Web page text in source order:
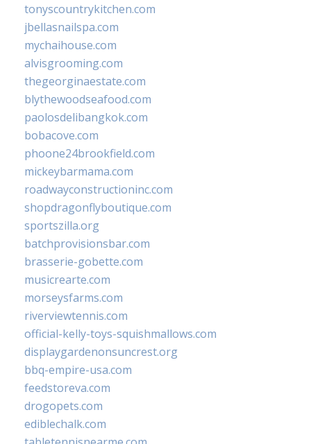
tonyscountrykitchen.com
jbellasnailspa.com
mychaihouse.com
alvisgrooming.com
thegeorginaestate.com
blythewoodseafood.com
paolosdelibangkok.com
bobacove.com
phoone24brookfield.com
mickeybarmama.com
roadwayconstructioninc.com
shopdragonflyboutique.com
sportszilla.org
batchprovisionsbar.com
brasserie-gobette.com
musicrearte.com
morseysfarms.com
riverviewtennis.com
official-kelly-toys-squishmallows.com
displaygardenonsuncrest.org
bbq-empire-usa.com
feedstoreva.com
drogopets.com
ediblechalk.com